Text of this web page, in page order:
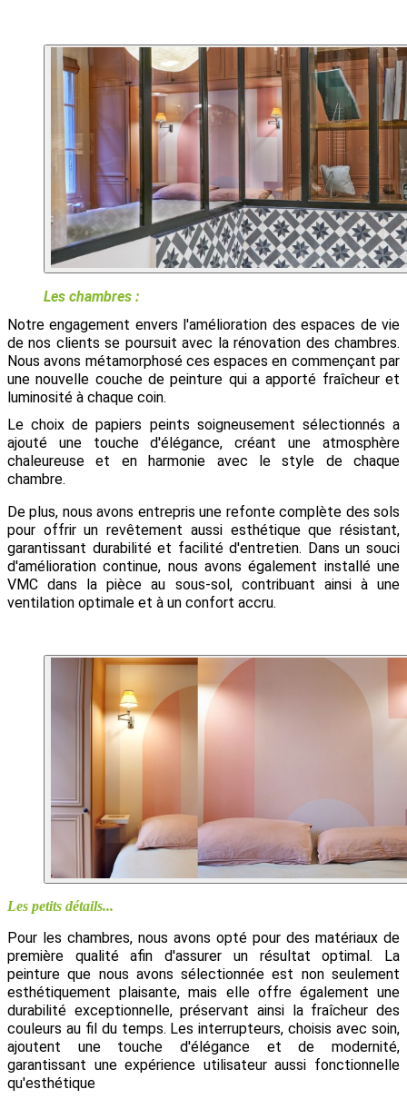
Les chambres :
Notre engagement envers l'amélioration des espaces de vie
de nos clients se poursuit avec la rénovation des chambres.
Nous avons métamorphosé ces espaces en commençant par
une nouvelle couche de peinture qui a apporté fraîcheur et
luminosité à chaque coin.
Le choix de papiers peints soigneusement sélectionnés a
ajouté une touche d'élégance, créant une atmosphère
chaleureuse et en harmonie avec le style de chaque
chambre.
De plus, nous avons entrepris une refonte complète des sols
pour offrir un revêtement aussi esthétique que résistant,
garantissant durabilité et facilité d'entretien. Dans un souci
d'amélioration continue, nous avons également installé une
VMC dans la pièce au sous-sol, contribuant ainsi à une
ventilation optimale et à un confort accru.
Les petits détails...
Pour les chambres, nous avons opté pour des matériaux de
première qualité afin d'assurer un résultat optimal. La
peinture que nous avons sélectionnée est non seulement
esthétiquement plaisante, mais elle offre également une
durabilité exceptionnelle, préservant ainsi la fraîcheur des
couleurs au fil du temps. Les interrupteurs, choisis avec soin,
ajoutent une touche d'élégance et de modernité,
garantissant une expérience utilisateur aussi fonctionnelle
qu'esthétique